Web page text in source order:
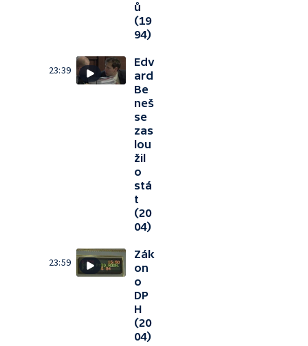
ů
(19
94)
23:39
Edv
ard
Be
neš
se
zas
lou
žil
o
stá
t
(20
04)
23:59
Zák
on
o
DP
H
(20
04)